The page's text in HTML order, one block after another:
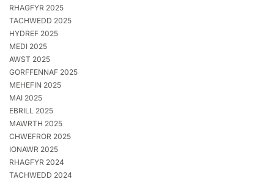
RHAGFYR 2025
TACHWEDD 2025
HYDREF 2025
MEDI 2025
AWST 2025
GORFFENNAF 2025
MEHEFIN 2025
MAI 2025
EBRILL 2025
MAWRTH 2025
CHWEFROR 2025
IONAWR 2025
RHAGFYR 2024
TACHWEDD 2024